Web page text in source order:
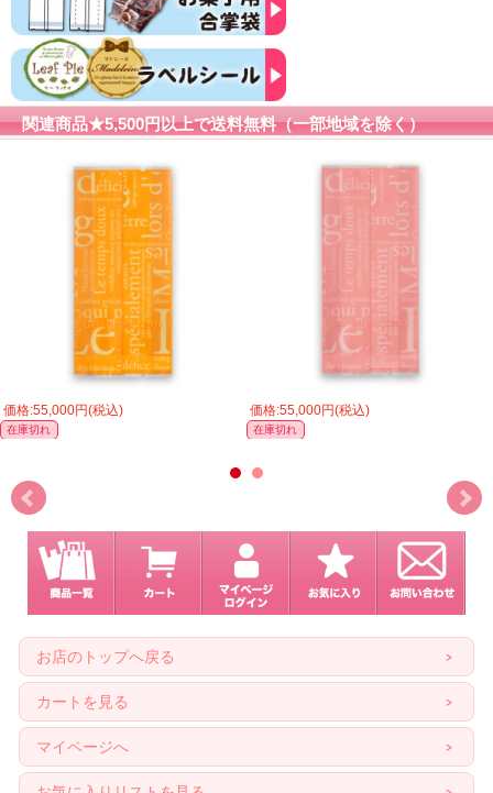
関連商品★5,500円以上で送料無料（一部地域を除く）
価格:55,000円(税込)
在庫切れ
価格:55,000円(税込)
在庫切れ
お店のトップへ戻る
カートを見る
マイページへ